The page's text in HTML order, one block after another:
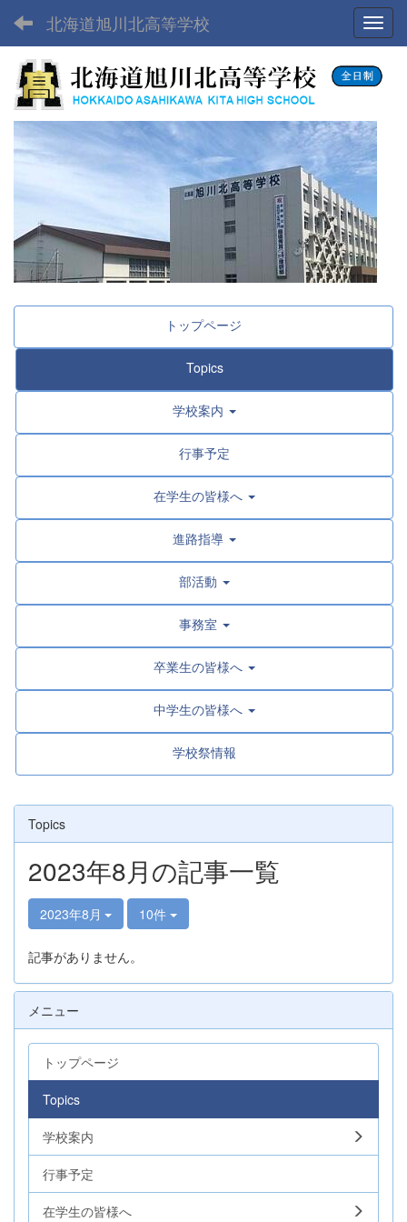
北海道旭川北高等学校
トップページ
Topics
学校案内
行事予定
在学生の皆様へ
進路指導
部活動
事務室
卒業生の皆様へ
中学生の皆様へ
学校祭情報
Topics
2023年8月の記事一覧
2023年8月 10件
記事がありません。
メニュー
トップページ
Topics
学校案内
行事予定
在学生の皆様へ